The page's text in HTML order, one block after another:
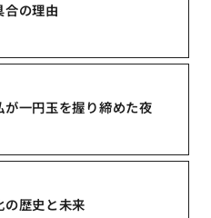
の理由
一円玉を握り締めた夜
の歴史と未来